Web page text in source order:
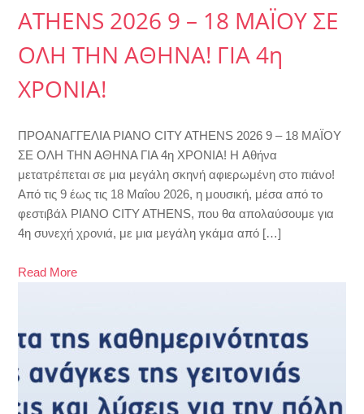
ATHENS 2026 9 – 18 ΜΑΪΟΥ ΣΕ
ΟΛΗ ΤΗΝ ΑΘΗΝΑ! ΓΙΑ 4η
ΧΡΟΝΙΑ!
ΠΡΟΑΝΑΓΓΕΛΙΑ PIANO CITY ATHENS 2026 9 – 18 ΜΑΪΟΥ
ΣΕ ΟΛΗ ΤΗΝ ΑΘΗΝΑ ΓΙΑ 4η ΧΡΟΝΙΑ! H Αθήνα
μετατρέπεται σε μια μεγάλη σκηνή αφιερωμένη στο πιάνο!
Από τις 9 έως τις 18 Μαΐου 2026, η μουσική, μέσα από το
φεστιβάλ PIANO CITY ATHENS, που θα απολαύσουμε για
4η συνεχή χρονιά, με μια μεγάλη γκάμα από […]
Read More